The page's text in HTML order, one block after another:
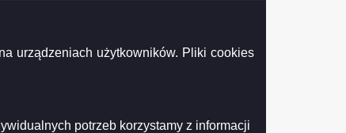
urządzeniach użytkowników. Pliki cookies
potrzeb korzystamy z informacji